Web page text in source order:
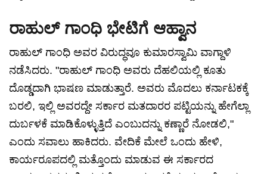
ರಾಹುಲ್ ಗಾಂಧಿ ಭೇಟಿಗೆ ಆಹ್ವಾನ
ರಾಹುಲ್ ಗಾಂಧಿ ಅವರ ವಿರುದ್ಧವೂ ಕುಮಾರಸ್ವಾಮಿ ವಾಗ್ದಾಳಿ
ನಡೆಸಿದರು. "ರಾಹುಲ್ ಗಾಂಧಿ ಅವರು ದೆಹಲಿಯಲ್ಲಿ ಕೂತು
ದೊಡ್ಡದಾಗಿ ಭಾಷಣ ಮಾಡುತ್ತಾರೆ. ಅವರು ಮೊದಲು ಕರ್ನಾಟಕಕ್ಕೆ
ಬರಲಿ, ಇಲ್ಲಿ ಅವರದ್ದೇ ಸರ್ಕಾರ ಮತದಾರರ ಪಟ್ಟಿಯನ್ನು ಹೇಗೆಲ್ಲಾ
ದುರ್ಬಳಕೆ ಮಾಡಿಕೊಳ್ಳುತ್ತಿದೆ ಎಂಬುದನ್ನು ಕಣ್ಣಾರೆ ನೋಡಲಿ,"
ಎಂದು ಸವಾಲು ಹಾಕಿದರು. ವೇದಿಕೆ ಮೇಲೆ ಒಂದು ಹೇಳಿ,
ಕಾರ್ಯರೂಪದಲ್ಲಿ ಮತ್ತೊಂದು ಮಾಡುವ ಈ ಸರ್ಕಾರದ